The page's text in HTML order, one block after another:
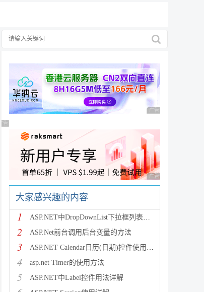
广告 商业广告，理性
广告 商业广告，理性选择
广告 商业广告，理性
大家感兴趣的内容
1 ASP.NET中DropDownList下拉框列表控件绑定数
2 ASP.Net前台调用后台变量的方法
3 ASP.NET Calendar日历(日期)控件使用方法
4 asp.net Timer的使用方法
5 ASP.NET中Label控件用法详解